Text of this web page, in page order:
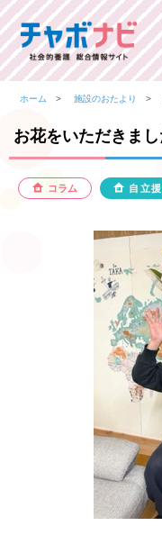
ホーム 施設のおたより
お花をいただきま
コラム 自立